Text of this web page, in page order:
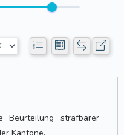
Beurteilung strafbarer